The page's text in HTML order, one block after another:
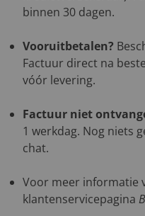
binnen 30 dagen.
Vooruitbetalen?
Factuur direct na
vóór levering.
Factuur niet
1 werkdag. Nog niets
chat.
Voor meer informatie
klantenservicepagina